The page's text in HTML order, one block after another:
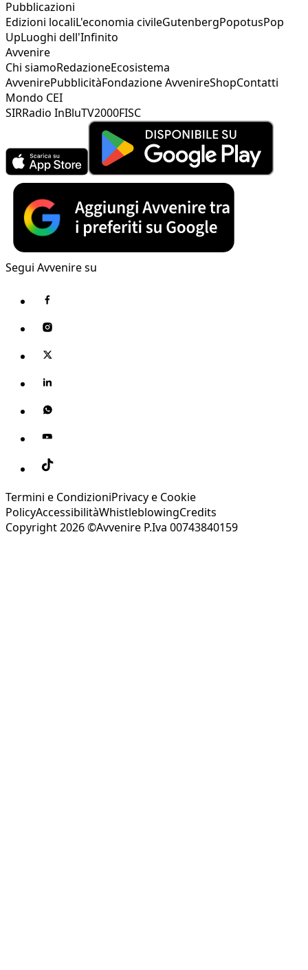
Pubblicazioni
Edizioni localiL'economia civileGutenbergPopotusPop
UpLuoghi dell'Infinito
Avvenire
Chi siamoRedazioneEcosistema
AvvenirePubblicitàFondazione AvvenireShopContatti
Mondo CEI
SIRRadio InBluTV2000FISC
Segui Avvenire su
Termini e CondizioniPrivacy e Cookie
PolicyAccessibilitàWhistleblowingCredits
Copyright 2026 ©Avvenire P.Iva 00743840159